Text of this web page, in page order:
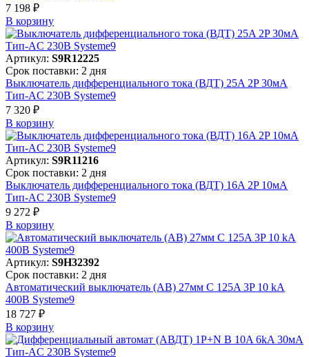
7 198 ₽
В корзинy
Артикул: S9R12225
Срок поставки: 2 дня
Выключатель дифференциального тока (ВДТ) 25A 2P 30мА
Тип-AC 230В Systeme9
7 320 ₽
В корзинy
Артикул: S9R11216
Срок поставки: 2 дня
Выключатель дифференциального тока (ВДТ) 16A 2P 10мА
Тип-AC 230В Systeme9
9 272 ₽
В корзинy
Артикул: S9H32392
Срок поставки: 2 дня
Автоматический выключатель (АВ) 27мм C 125A 3P 10 kA
400В Systeme9
18 727 ₽
В корзинy